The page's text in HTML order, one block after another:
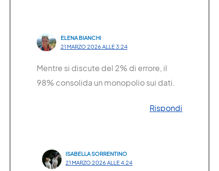
ELENA BIANCHI
21 MARZO 2026 ALLE 3:24
Mentre si discute del 2% di errore, il
98% consolida un monopolio sui dati.
Rispondi
ISABELLA SORRENTINO
21 MARZO 2026 ALLE 4:24